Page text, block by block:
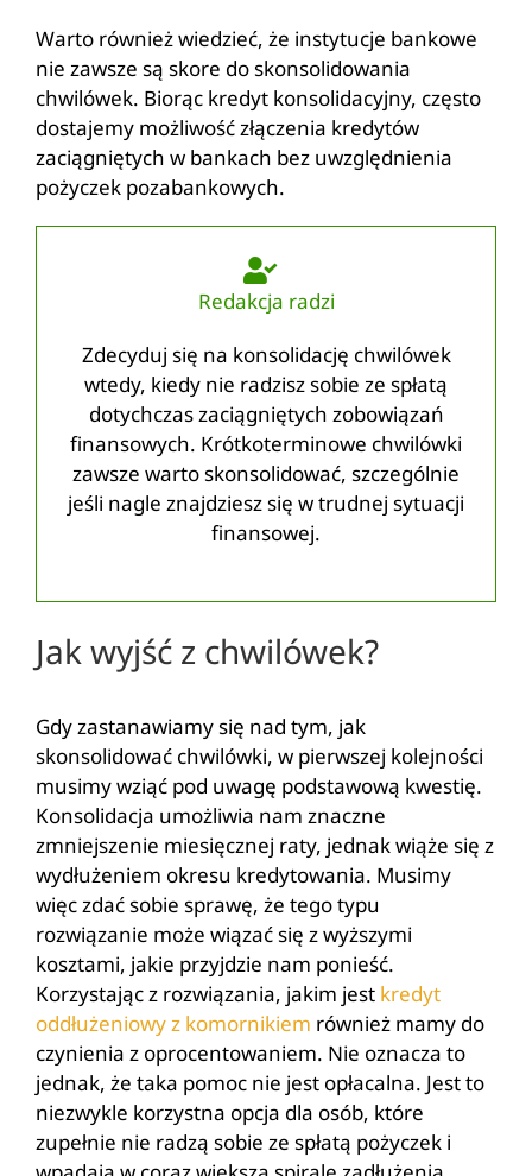
Warto również wiedzieć, że instytucje bankowe
nie zawsze są skore do skonsolidowania
chwilówek. Biorąc kredyt konsolidacyjny, często
dostajemy możliwość złączenia kredytów
zaciągniętych w bankach bez uwzględnienia
pożyczek pozabankowych.
Redakcja radzi
Zdecyduj się na konsolidację chwilówek
wtedy, kiedy nie radzisz sobie ze spłatą
dotychczas zaciągniętych zobowiązań
finansowych. Krótkoterminowe chwilówki
zawsze warto skonsolidować, szczególnie
jeśli nagle znajdziesz się w trudnej sytuacji
finansowej.
Jak wyjść z chwilówek?
Gdy zastanawiamy się nad tym, jak
skonsolidować chwilówki, w pierwszej kolejności
musimy wziąć pod uwagę podstawową kwestię.
Konsolidacja umożliwia nam znaczne
zmniejszenie miesięcznej raty, jednak wiąże się z
wydłużeniem okresu kredytowania. Musimy
więc zdać sobie sprawę, że tego typu
rozwiązanie może wiązać się z wyższymi
kosztami, jakie przyjdzie nam ponieść.
Korzystając z rozwiązania, jakim jest kredyt
oddłużeniowy z komornikiem również mamy do
czynienia z oprocentowaniem. Nie oznacza to
jednak, że taka pomoc nie jest opłacalna. Jest to
niezwykle korzystna opcja dla osób, które
zupełnie nie radzą sobie ze spłatą pożyczek i